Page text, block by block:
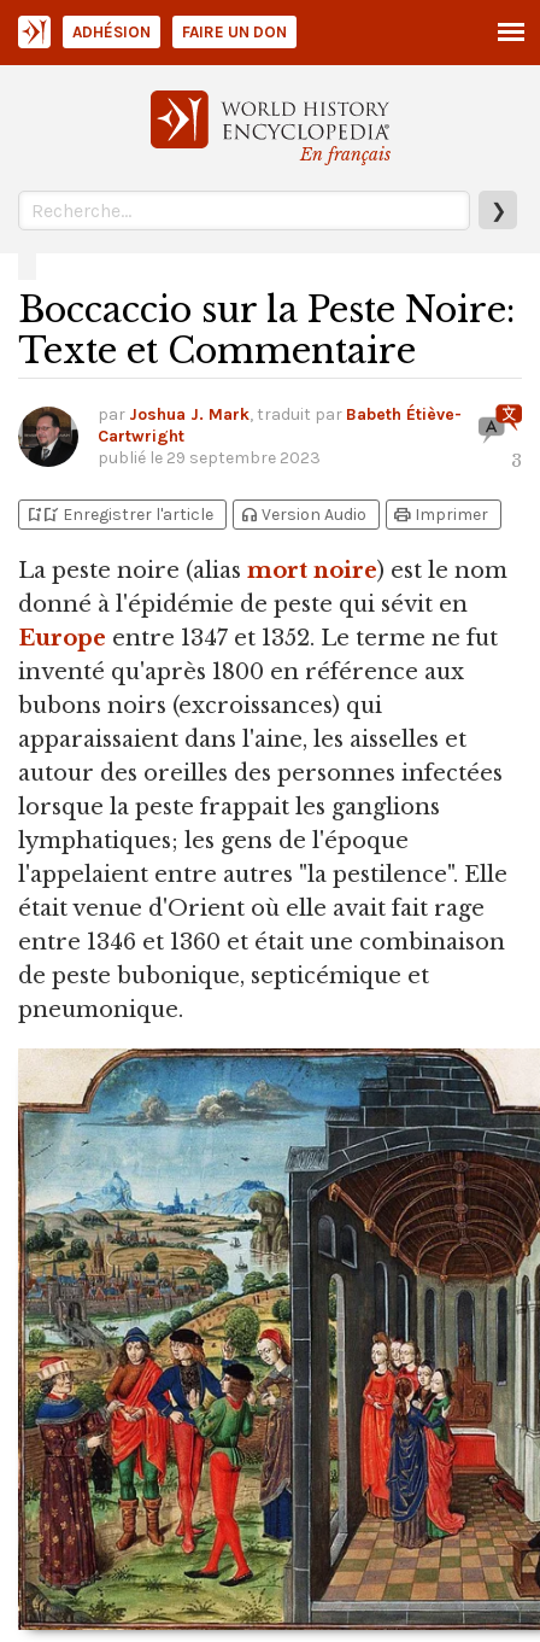
En français
❯
ADHÉSION FAIRE UN DON
Boccaccio sur la Peste Noire:
Texte et Commentaire
par Joshua J. Mark, traduit par Babeth Étiève-
Cartwright
publié le 29 septembre 2023 3
bookmark_addbookmark_added Enregistrer l'article headphones Version Audio print Imprimer
La peste noire (alias mort noire) est le nom
donné à l'épidémie de peste qui sévit en
Europe entre 1347 et 1352. Le terme ne fut
inventé qu'après 1800 en référence aux
bubons noirs (excroissances) qui
apparaissaient dans l'aine, les aisselles et
autour des oreilles des personnes infectées
lorsque la peste frappait les ganglions
lymphatiques; les gens de l'époque
l'appelaient entre autres "la pestilence". Elle
était venue d'Orient où elle avait fait rage
entre 1346 et 1360 et était une combinaison
de peste bubonique, septicémique et
pneumonique.